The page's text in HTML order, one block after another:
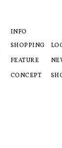
INFO
SHOPPING
FEATURE
CONCEPT